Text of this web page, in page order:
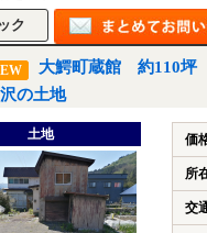
大鰐町蔵館 約110坪
沢の土地
土地 価
所
交